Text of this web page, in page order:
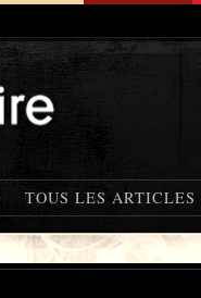
TOUS LES ARTICLES